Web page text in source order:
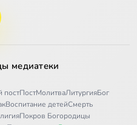
медиатеки
постПостМолитваЛитургияБог
Воспитание детейСмерть
Покров Богородицы